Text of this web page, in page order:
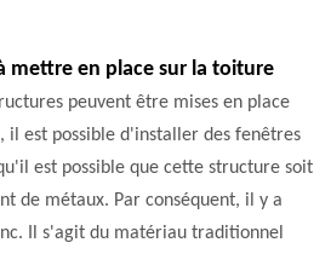
mettre en place sur la toiture
peuvent être mises en place
il est possible d'installer des fenêtres
est possible que cette structure soit
de métaux. Par conséquent, il y a
Il s'agit du matériau traditionnel